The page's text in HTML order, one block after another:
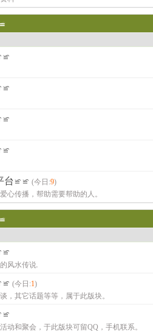
台≌≌ (今日:9)
心传播，帮助需要帮助的人。
风水传说.
(今日:1)
，其它话题等等，属于此版块。
动和聚会，于此版块可留QQ，手机联系。